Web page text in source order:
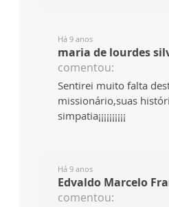
Há 9 anos
maria de lourdes
comentou:
Sentirei muito falta
missionário,suas
simpatia¡¡¡¡¡¡¡¡¡¡
Há 9 anos
Edvaldo Marcelo
comentou: